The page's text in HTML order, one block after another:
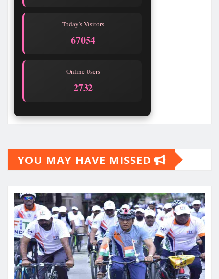
Today's Visitors
67054
Online Users
2732
YOU MAY HAVE MISSED